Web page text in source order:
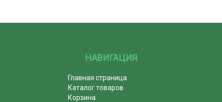
НАВИГАЦИЯ
Главная страница
Каталог товаров
Корзина